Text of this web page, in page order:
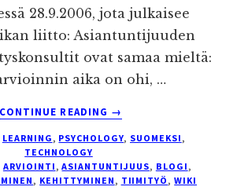
28.9.2006, jota julkaisee
liitto: Asiantuntijuuden
ovat samaa mieltä:
aika on ohi, …
CONTINUE READING
ABOUT
ASIANTUNTIJUUS
OMAN
→
LEARNING , PSYCHOLOGY, SUOMEKSI ,
TECHNOLOGY
ARVIOINTI ,ASIANTUNTIJUUS, BLOGI ,
, KEHITTYMINEN , TIIMITYÖ ,WIKI